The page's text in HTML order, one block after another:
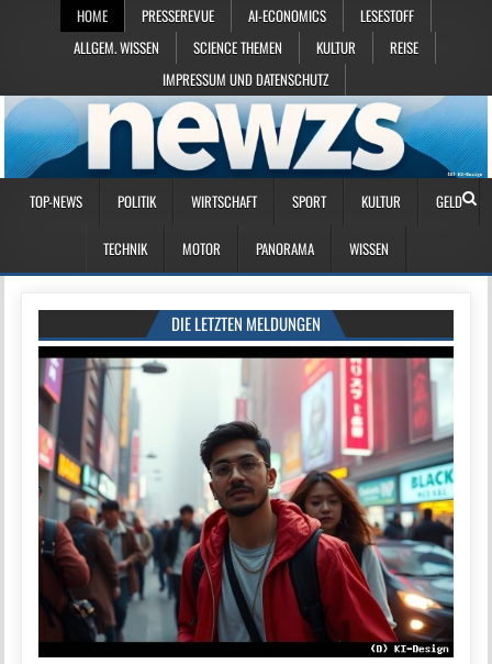
HOME PRESSEREVUE AI-ECONOMICS
LESESTOFF
ALLGEM. WISSEN
SCIENCE THEMEN KULTUR
REISE
IMPRESSUM UND DATENSCHUTZ
TOP-NEWS POLITIK WIRTSCHAFT SPORT KULTUR GELD
TECHNIK MOTOR PANORAMA WISSEN
DIE LETZTEN MELDUNGEN